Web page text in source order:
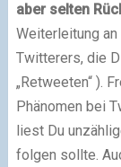
aber selten
Weiterleitung
Twitterers, die
„Retweeten“ ).
Phänomen bei
liest Du
folgen sollte.